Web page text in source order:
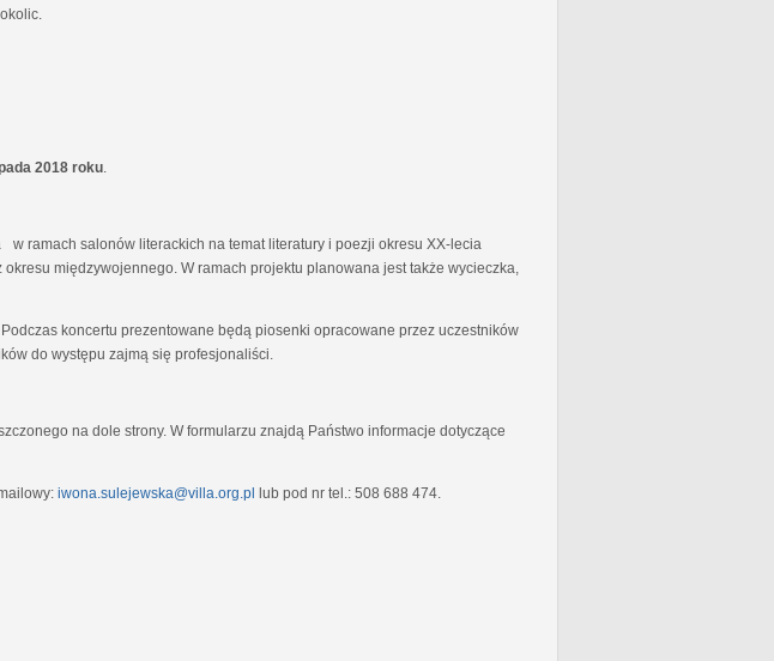
2018 roku
ramach salonów literackich na temat literatury i poezji okresu XX-lecia
międzywojennego. W ramach projektu planowana jest także wycieczka,
koncertu prezentowane będą piosenki opracowane przez uczestników
do występu zajmą się profesjonaliści.
na dole strony. W formularzu znajdą Państwo informacje dotyczące
iwona.sulejewska@villa.org.pl lub pod nr tel.: 508 688 474.